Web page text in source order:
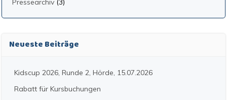
Pressearchiv (3)
Neueste Beiträge
Kidscup 2026, Runde 2, Hörde, 15.07.2026
Rabatt für Kursbuchungen